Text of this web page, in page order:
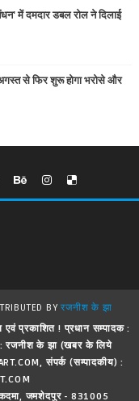
में दमदार डबल रोल ने दिलाई
से फिर शुरू होगा भरोसे और
BYरजनीश के झा
एवं प्रकाशित ! प्रधान सम्पादक :
रजनीश के झा (खबर के लिये
संपर्क (सम्पादकीय) :
कदमा, जमशेदपुर - 831005